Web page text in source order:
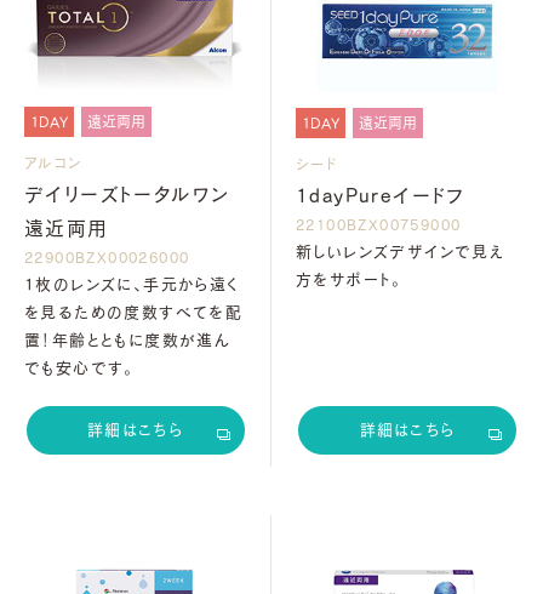
1DAY 遠近両用
アルコン
デイリーズトータルワン
遠近両用
22900BZX00026000
1枚のレンズに、手元から遠く
を見るための度数すべてを配
置！年齢とともに度数が進ん
でも安心です。
詳細はこちら
1DAY 遠近両用
シード
1dayPureイードフ
22100BZX00759000
新しいレンズデザインで見え
方をサポート。
詳細はこちら